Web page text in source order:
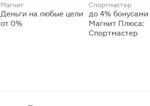
Магнит
Деньги на любые цели
от 0%
Спортмастер
до 4% бонусами
Магнит Плюса:
Спортмастер